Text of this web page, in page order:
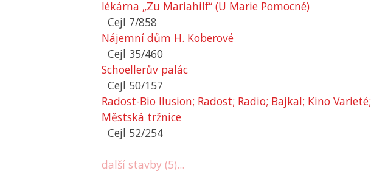
lékárna „Zu Mariahilf“ (U Marie Pomocné)
Cejl 7/858
Nájemní dům H. Koberové
Cejl 35/460
Schoellerův palác
Cejl 50/157
Radost-Bio Ilusion; Radost; Radio; Bajkal; Kino Varieté;
Městská tržnice
Cejl 52/254
další stavby (5)...